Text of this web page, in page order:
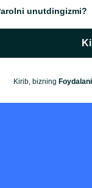
unutdingizmi?
Kirib, bizning